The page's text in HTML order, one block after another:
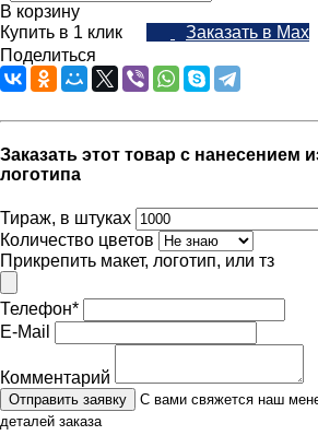
В корзину
Купить в 1 клик
Заказать в Max
Поделиться
Заказать этот товар с нанесением
логотипа
Тираж, в штуках
Количество цветов
Прикрепить макет, логотип, или тз
Телефон*
E-Mail
Комментарий
Отправить заявку
С вами свяжется наш
деталей заказа